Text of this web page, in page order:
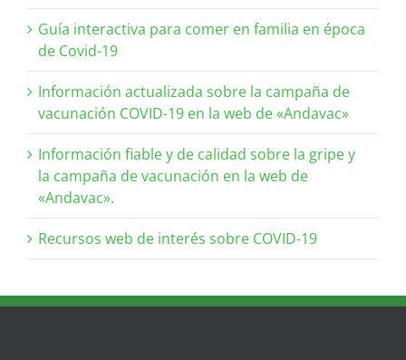
Guía interactiva para comer en familia en época
de Covid-19
Información actualizada sobre la campaña de
vacunación COVID-19 en la web de «Andavac»
Información fiable y de calidad sobre la gripe y
la campaña de vacunación en la web de
«Andavac».
Recursos web de interés sobre COVID-19